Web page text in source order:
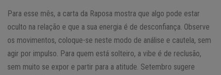
Para esse mês, a carta da Raposa mostra que algo pode estar
oculto na relação e que a sua energia é de desconfiança. Observe
os movimentos, coloque-se neste modo de análise e cautela, sem
agir por impulso. Para quem está solteiro, a vibe é de reclusão,
sem muito se expor e partir para a atitude. Setembro sugere